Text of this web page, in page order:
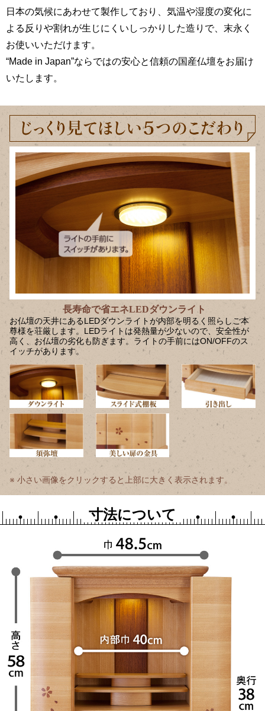
日本の気候にあわせて製作しており、気温や湿度の変化に
よる反りや割れが生じにくいしっかりした造りで、末永く
お使いいただけます。
“Made in Japan”ならではの安心と信頼の国産仏壇をお届け
いたします。
長寿命で省エネLEDダウンライト
お仏壇の天井にあるLEDダウンライトが内部を明るく照らしご本
尊様を荘厳します。LEDライトは発熱量が少ないので、安全性が
高く、お仏壇の劣化も防ぎます。ライトの手前にはON/OFFのス
イッチがあります。
小さい画像をクリックすると上部に大きく表示されます。
寸法について